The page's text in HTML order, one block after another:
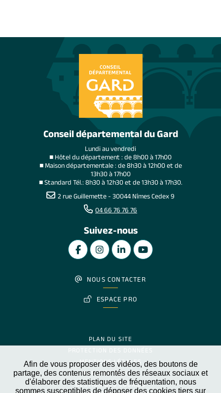
Afin de vous proposer des vidéos, des boutons de
partage, des contenus remontés des réseaux sociaux et
d'élaborer des statistiques de fréquentation, nous
sommes susceptibles de déposer des cookies tiers sur
Conseil départemental du Gard
Lundi au vendredi
■ Hôtel du département : de 8h00 à 17h00
■ Maison départementale : de 8h30 à 12h00 et de
13h30 à 17h00
■ Standard Tél.: 8h30 à 12h30 et de 13h30 à 17h30.
2 rue Guillemette - 30044 Nîmes Cedex 9
04 66 76 76 76
Suivez-nous
NOUS CONTACTER
ESPACE PRO
PLAN DU SITE
PROTECTION DES DONNÉES
MENTIONS LÉGALES
MARCHÉS PUBLICS
GESTION DES COOKIES